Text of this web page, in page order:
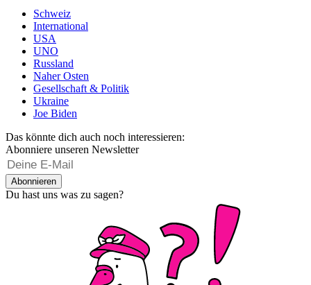
Schweiz
International
USA
UNO
Russland
Naher Osten
Gesellschaft & Politik
Ukraine
Joe Biden
Das könnte dich auch noch interessieren:
Abonniere unseren Newsletter
Abonnieren
Du hast uns was zu sagen?